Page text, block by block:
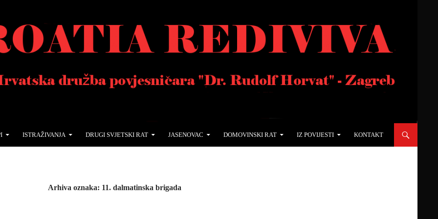
ISTRAŽIVANJA DRUGI SVJETSKI RAT JASENOVAC DOMOVINSKI RAT IZ POVIJESTI KONTAKT
Arhiva oznaka: 11. dalmatinska brigada